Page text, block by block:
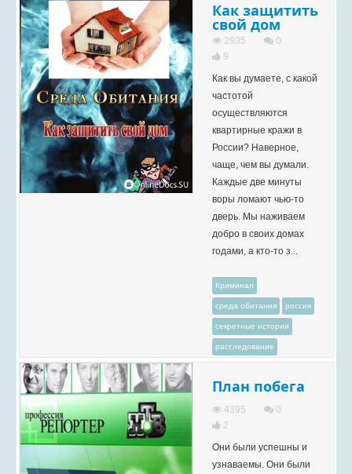
Как защитить
свой дом
2935
0
9
Как вы думаете, с какой
частотой
осуществляются
квартирные кражи в
России? Наверное,
чаще, чем вы думали.
Каждые две минуты
воры ломают чью-то
дверь. Мы наживаем
добро в своих домах
годами, а кто-то з...
Криминал
среда обитания россия
секретные истории
расследование
План побега
4395
0
2
Они были успешны и
узнаваемы. Они были